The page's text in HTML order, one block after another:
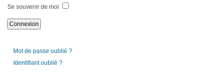
Se souvenir de moi
Mot de passe oublié ?
Identifiant oublié ?